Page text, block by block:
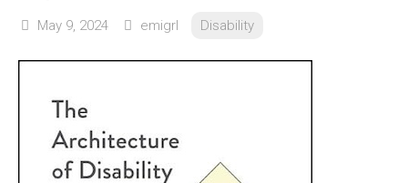
May 9, 2024 emigrl Disability